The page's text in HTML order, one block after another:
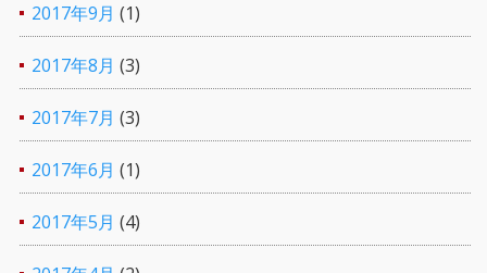
2017年9月 (1)
2017年8月 (3)
2017年7月 (3)
2017年6月 (1)
2017年5月 (4)